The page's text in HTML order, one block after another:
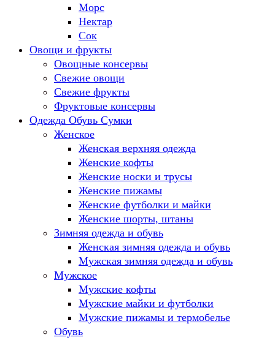
Морс
Нектар
Сок
Овощи и фрукты
Овощные консервы
Свежие овощи
Свежие фрукты
Фруктовые консервы
Одежда Обувь Сумки
Женское
Женская верхняя одежда
Женские кофты
Женские носки и трусы
Женские пижамы
Женские футболки и майки
Женские шорты, штаны
Зимняя одежда и обувь
Женская зимняя одежда и обувь
Мужская зимняя одежда и обувь
Мужское
Мужские кофты
Мужские майки и футболки
Мужские пижамы и термобелье
Обувь